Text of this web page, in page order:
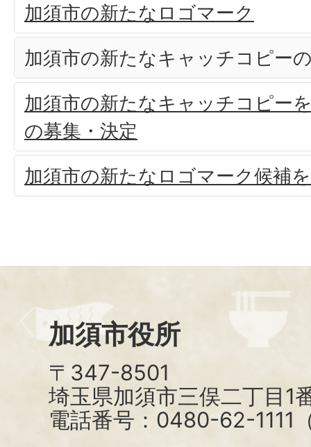
加須市の新たなロゴマーク
加須市の新たなキャッチコピー
加須市の新たなキャッチコピー
の募集・決定
加須市の新たなロゴマーク候補
加須市役所
〒347-8501
埼玉県加須市三俣二丁目1
電話番号：0480-62-1111